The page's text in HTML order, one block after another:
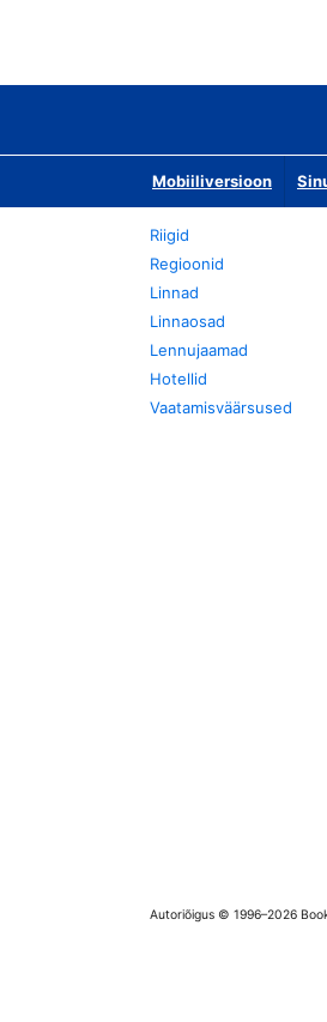
Mobiiliversioon
Riigid
Regioonid
Linnad
Linnaosad
Lennujaamad
Hotellid
Vaatamisväärsused
Autoriõigus © 1996–2026